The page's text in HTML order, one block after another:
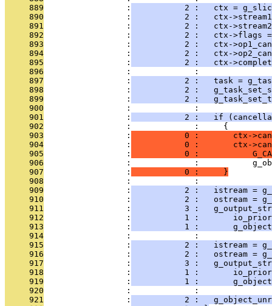
     889
                 :
2 :   ctx =
     890
                 :
2 :   ctx-
     891
                 :
2 :   ctx-
     892
                 :
2 :   ctx->flags
     893
                 :
2 :   ctx-
     894
                 :
2 :   ctx-
     895
                 :
2 :   ctx-
     896
                 :             :
     897
                 :
2 :   task =
     898
                 :
2 :
     899
                 :
2 :
     900
                 :             :
     901
                 :
2 :   if
     902
                 :             :     {
     903
                 :
0 :       ctx-
     904
                 :
0 :       ctx-
     905
                 :
0 :
     906
:             :
     907
                 :
           0 :     }
     908
                 :             :
     909
                 :
2 :   istream =
     910
                 :
2 :   ostream =
     911
                 :
3 :
     912
                 :
1 :
     913
                 :
1 :
     914
                 :             :
     915
                 :
2 :   istream =
     916
                 :
2 :   ostream =
     917
                 :
3 :
     918
                 :
1 :
     919
                 :
1 :
     920
                 :             :
     921
                 :
2 :